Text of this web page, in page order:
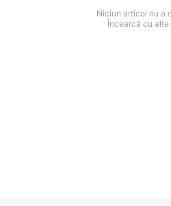
Niciun articol nu a
Încearcă cu alte